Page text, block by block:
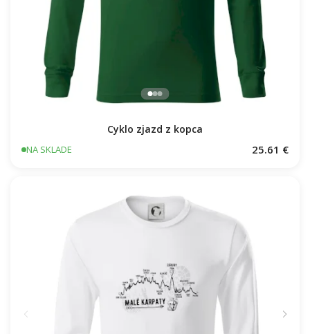
Cyklo zjazd z kopca
NA SKLADE 25.61 €